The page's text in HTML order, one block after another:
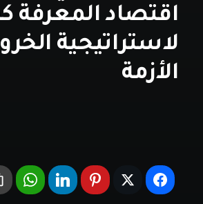
اقتصاد المعرفة
لاستراتيجية
الأزمة